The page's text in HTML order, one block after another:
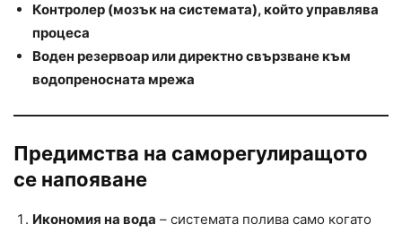
Контролер (мозък на системата), който управлява
процеса
Воден резервоар или директно свързване към
водопреносната мрежа
Предимства на саморегулиращото
се напояване
Икономия на вода – системата полива само когато